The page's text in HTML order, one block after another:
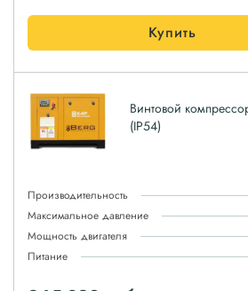
Купить
Винтовой
(IP54)
Производительность
Максимальное давление
Мощность двигателя
Питание